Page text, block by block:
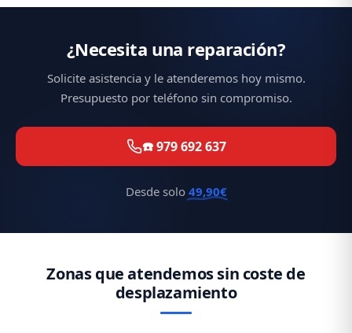
¿Necesita una reparación?
Solicite asistencia y le atenderemos hoy mismo.
Presupuesto por teléfono sin compromiso.
☎️ 979 692 637
Desde solo 49,90€
Zonas que atendemos sin coste de
desplazamiento